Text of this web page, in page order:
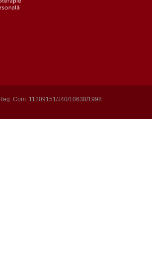
Com. 11209151/J40/10638/1998